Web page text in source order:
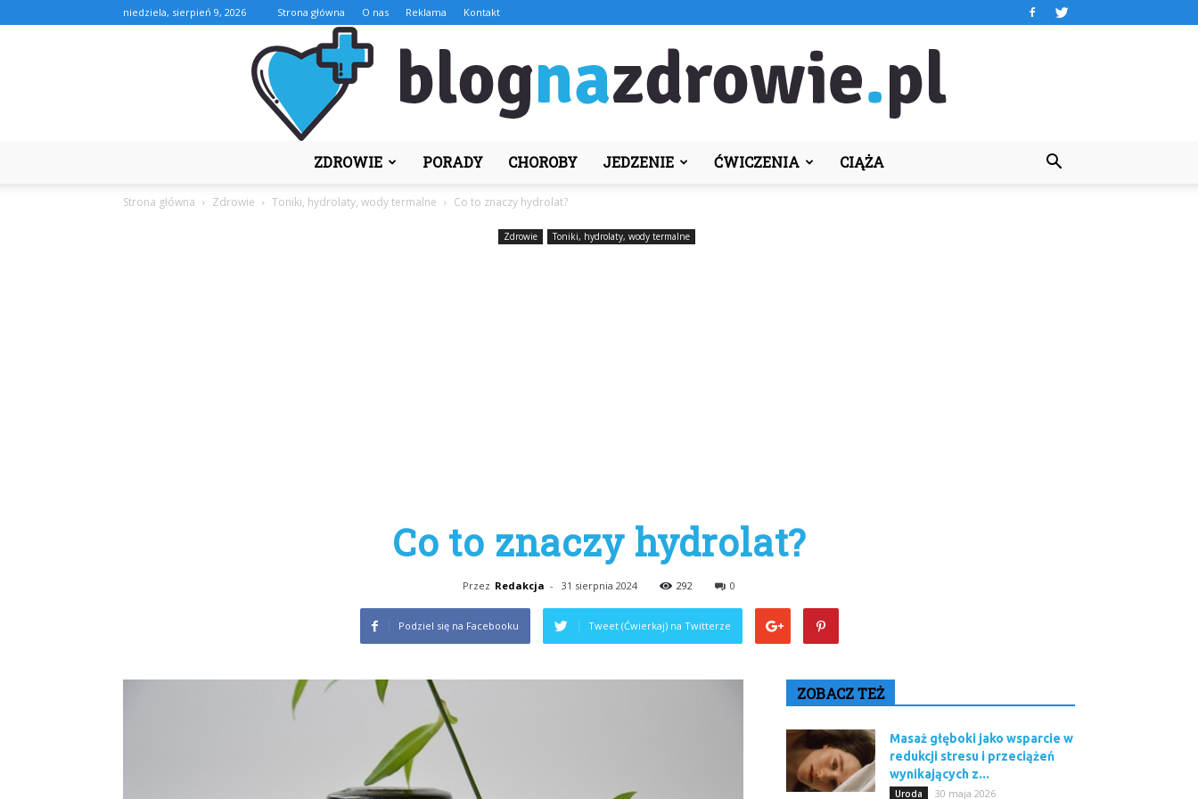
niedziela, sierpień 9, 2026 Strona główna O nas Reklama Kontakt
ZDROWIE PORADY CHOROBY JEDZENIE ĆWICZENIA CIĄŻA
Strona główna Zdrowie Toniki, hydrolaty, wody termalne Co to znaczy hydrolat?
Zdrowie Toniki, hydrolaty, wody termalne
Co to znaczy hydrolat?
Przez Redakcja - 31 sierpnia 2024 292 0
Podziel się na Facebooku Tweet (Ćwierkaj) na Twitterze
ZOBACZ TEŻ
Masaż głęboki jako wsparcie w
redukcji stresu i przeciążeń
wynikających z...
Uroda 30 maja 2026